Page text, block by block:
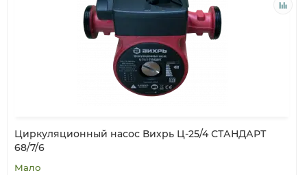
Циркуляционный насос Вихрь Ц-25/4 СТАНДАРТ
68/7/6
Мало